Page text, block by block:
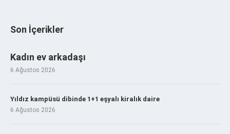
Son İçerikler
Kadın ev arkadaşı
6 Ağustos 2026
Yıldız kampüsü dibinde 1+1 eşyalı kiralık daire
6 Ağustos 2026